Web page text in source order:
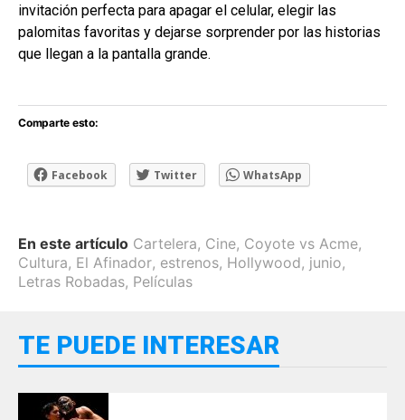
invitación perfecta para apagar el celular, elegir las
palomitas favoritas y dejarse sorprender por las historias
que llegan a la pantalla grande.
Comparte esto:
Facebook Twitter WhatsApp
En este artículo Cartelera, Cine, Coyote vs Acme,
Cultura, El Afinador, estrenos, Hollywood, junio,
Letras Robadas, Películas
TE PUEDE INTERESAR